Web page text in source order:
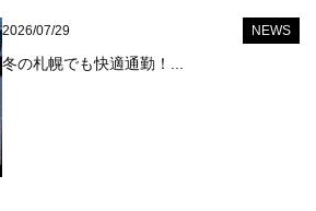
2026/07/29 NEWS
冬の札幌でも快適通勤！...